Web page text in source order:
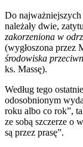
Do
należały dwie,
zakorzeniona w
(wygłoszona przez
środowiska
ks. Massę).
Według tego
odosobnionym
roku albo co rok”,
ze sobą szczerze o
są przez prasę”.